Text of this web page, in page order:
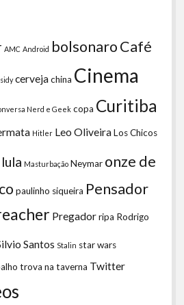
AMC Android bolsonaroCafé
cervejachina Cinema
Nerd e Geek copa Curitiba
Hitler Leo OliveiraLos Chicos
lula Masturbação Neymar onze de
paulinho siqueira Pensador
Pregadorripa Rodrigo
Santos Stalin star wars
trova na taverna Twitter